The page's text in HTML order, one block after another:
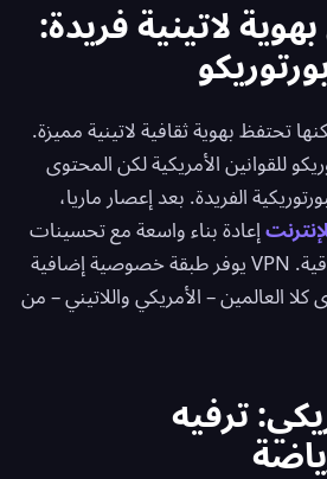
لاتينية فريدة:
تحتفظ بهوية ثقافية لاتينية مميزة.
للقوانين الأمريكية لكن المحتوى
الفريدة. بعد إعصار ماريا،
إعادة بناء واسعة مع تحسينات
كبيرة في السرعة والموثوقية. VPN يوفر طبقة خصوصية إضافية
العالمين – الأمريكي واللاتيني – من
ترفيه